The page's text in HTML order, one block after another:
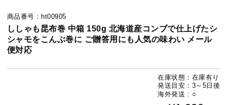
商品番号：ht00905
ししゃも昆布巻 中箱 150g 北海道産コンブで仕上げたシ
シャモをこんぶ巻に ご贈答用にも人気の味わい メール
便対応
在庫状態：在庫有り
発送目安：3～5日後
海外発送 : ○